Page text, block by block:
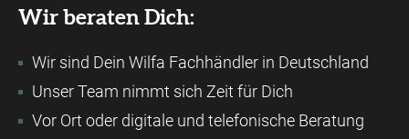
Wir beraten Dich:
Wir sind Dein Wilfa Fachhändler in Deutschland
Unser Team nimmt sich Zeit für Dich
Vor Ort oder digitale und telefonische Beratung